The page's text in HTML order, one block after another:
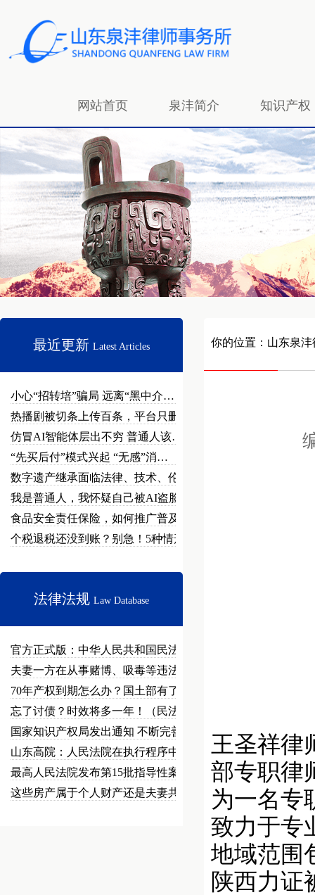
网站首页 泉沣简介 知识产权
招贤纳士
最近更新 Latest Articles
小心“招转培”骗局 远离“黑中介…
热播剧被切条上传百条，平台只删不…
仿冒AI智能体层出不穷 普通人该…
“先买后付”模式兴起 “无感”消…
数字遗产继承面临法律、技术、伦理…
我是普通人，我怀疑自己被AI盗脸…
食品安全责任保险，如何推广普及？
个税退税还没到账？别急！5种情形…
法律法规 Law Database
官方正式版：中华人民共和国民法总…
夫妻一方在从事赌博、吸毒等违法犯…
70年产权到期怎么办？国土部有了…
忘了讨债？时效将多一年！（民法草…
国家知识产权局发出通知 不断完善…
山东高院：人民法院在执行程序中可…
最高人民法院发布第15批指导性案…
这些房产属于个人财产还是夫妻共同…
你的位置： 山东泉
王圣祥律
部专职律
为一名专
致力于专
地域范围
陕西力证